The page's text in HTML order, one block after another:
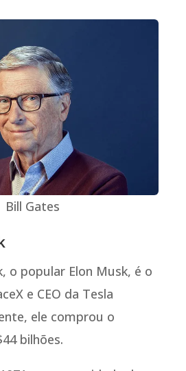
Bill Gates
o popular Elon Musk, é o
e CEO da Tesla
ele comprou o
bilhões.